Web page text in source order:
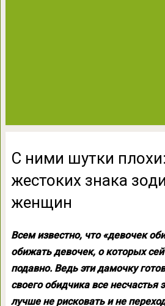
С ними шутки
жестоких знака
женщин
Всем известно, что «девочек
обижать девочек, о которых
подавно. Ведь эти дамочку
своего обидчика все несчастья
лучше не рисковать и не